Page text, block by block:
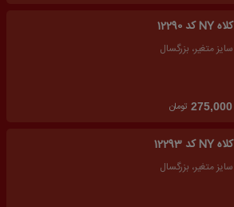
کلاه NY کد 12290
سایز متغیر، بزرگسال
275,000 تومان
کلاه NY کد 12293
سایز متغیر، بزرگسال